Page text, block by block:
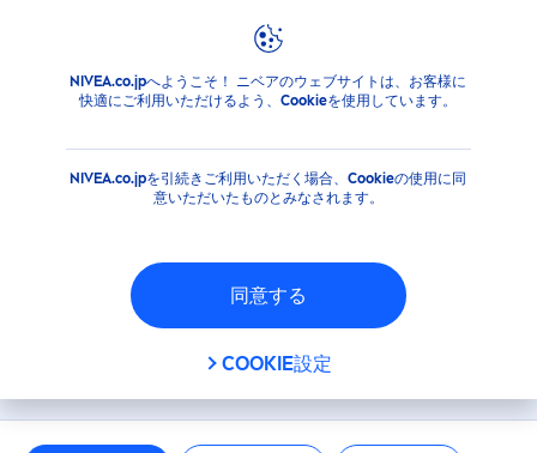
NIVEA.co.jpへようこそ！ ニベアのウェブサイトは、お客様に
快適にご利用いただけるよう、Cookieを使用しています。
NIVEA.co.jpを引続きご利用いただく場合、Cookieの使用に同
意いただいたものとみなされます。
同意する
COOKIE設定
商品
ニベアの商品概要
メインカテゴリー
フェイス
日焼け止め
男性